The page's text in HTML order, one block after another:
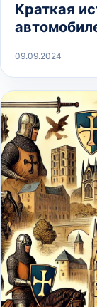
Краткая
09.09.2024